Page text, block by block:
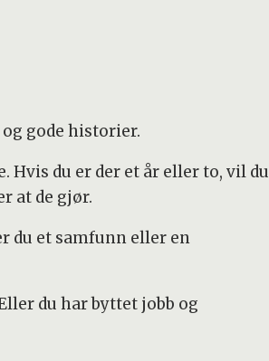
gode historier.
du er der et år eller to, vil du
at de gjør.
du et samfunn eller en
du har byttet jobb og